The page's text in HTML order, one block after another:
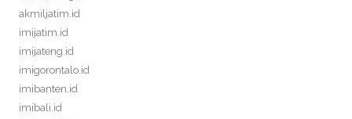
akmiljatim.id
imijatim.id
imijateng.id
imigorontalo.id
imibanten.id
imibali.id